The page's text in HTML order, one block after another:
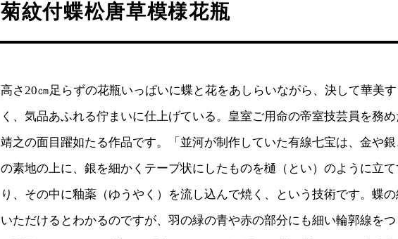
菊紋付蝶松唐草模様花瓶
高さ20㎝足らずの花瓶いっぱいに蝶と花をあしらいながら、決して華美
く、気品あふれる佇まいに仕上げている。皇室ご用命の帝室技芸員を務
靖之の面目躍如たる作品です。「並河が制作していた有線七宝は、金や
の素地の上に、銀を細かくテープ状にしたものを樋（とい）のように立
り、その中に釉薬（ゆうやく）を流し込んで焼く、という技術です。蝶
いただけるとわかるのですが、羽の緑の青や赤の部分にも細い輪郭線を